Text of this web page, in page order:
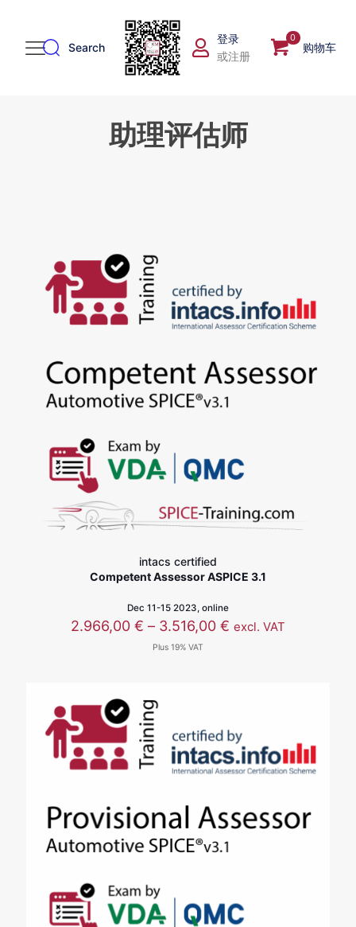
Search
登录
或注册
0
购物车
助理评估师
intacs certified
Competent Assessor ASPICE 3.1
Dec 11-15 2023, online
2.966,00 € – 3.516,00 € 价
excl. VAT
Plus 19% VAT